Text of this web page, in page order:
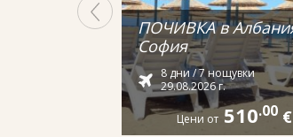
ПОЧИВКА в
София
8 дни / 7 нощувки
29.08.2026 г.
Цени от 510.00 €